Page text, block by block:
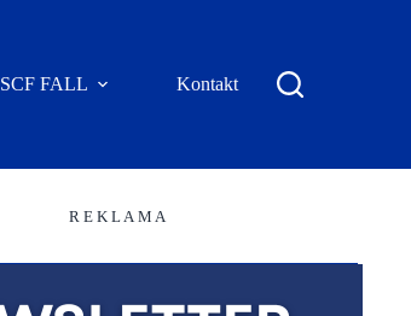
SCF FALL Kontakt
R E K L A M A